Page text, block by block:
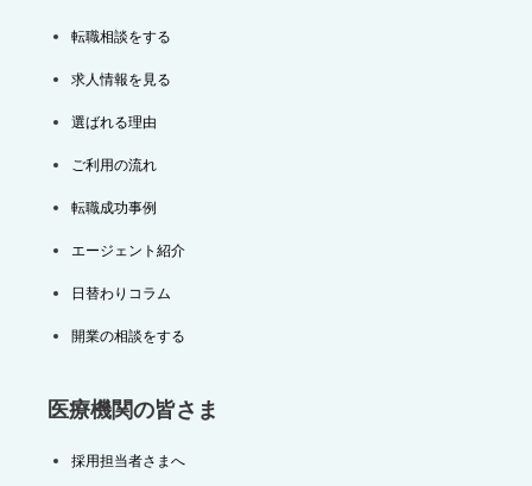
転職相談をする
求人情報を見る
選ばれる理由
ご利用の流れ
転職成功事例
エージェント紹介
日替わりコラム
開業の相談をする
医療機関の皆さま
採用担当者さまへ